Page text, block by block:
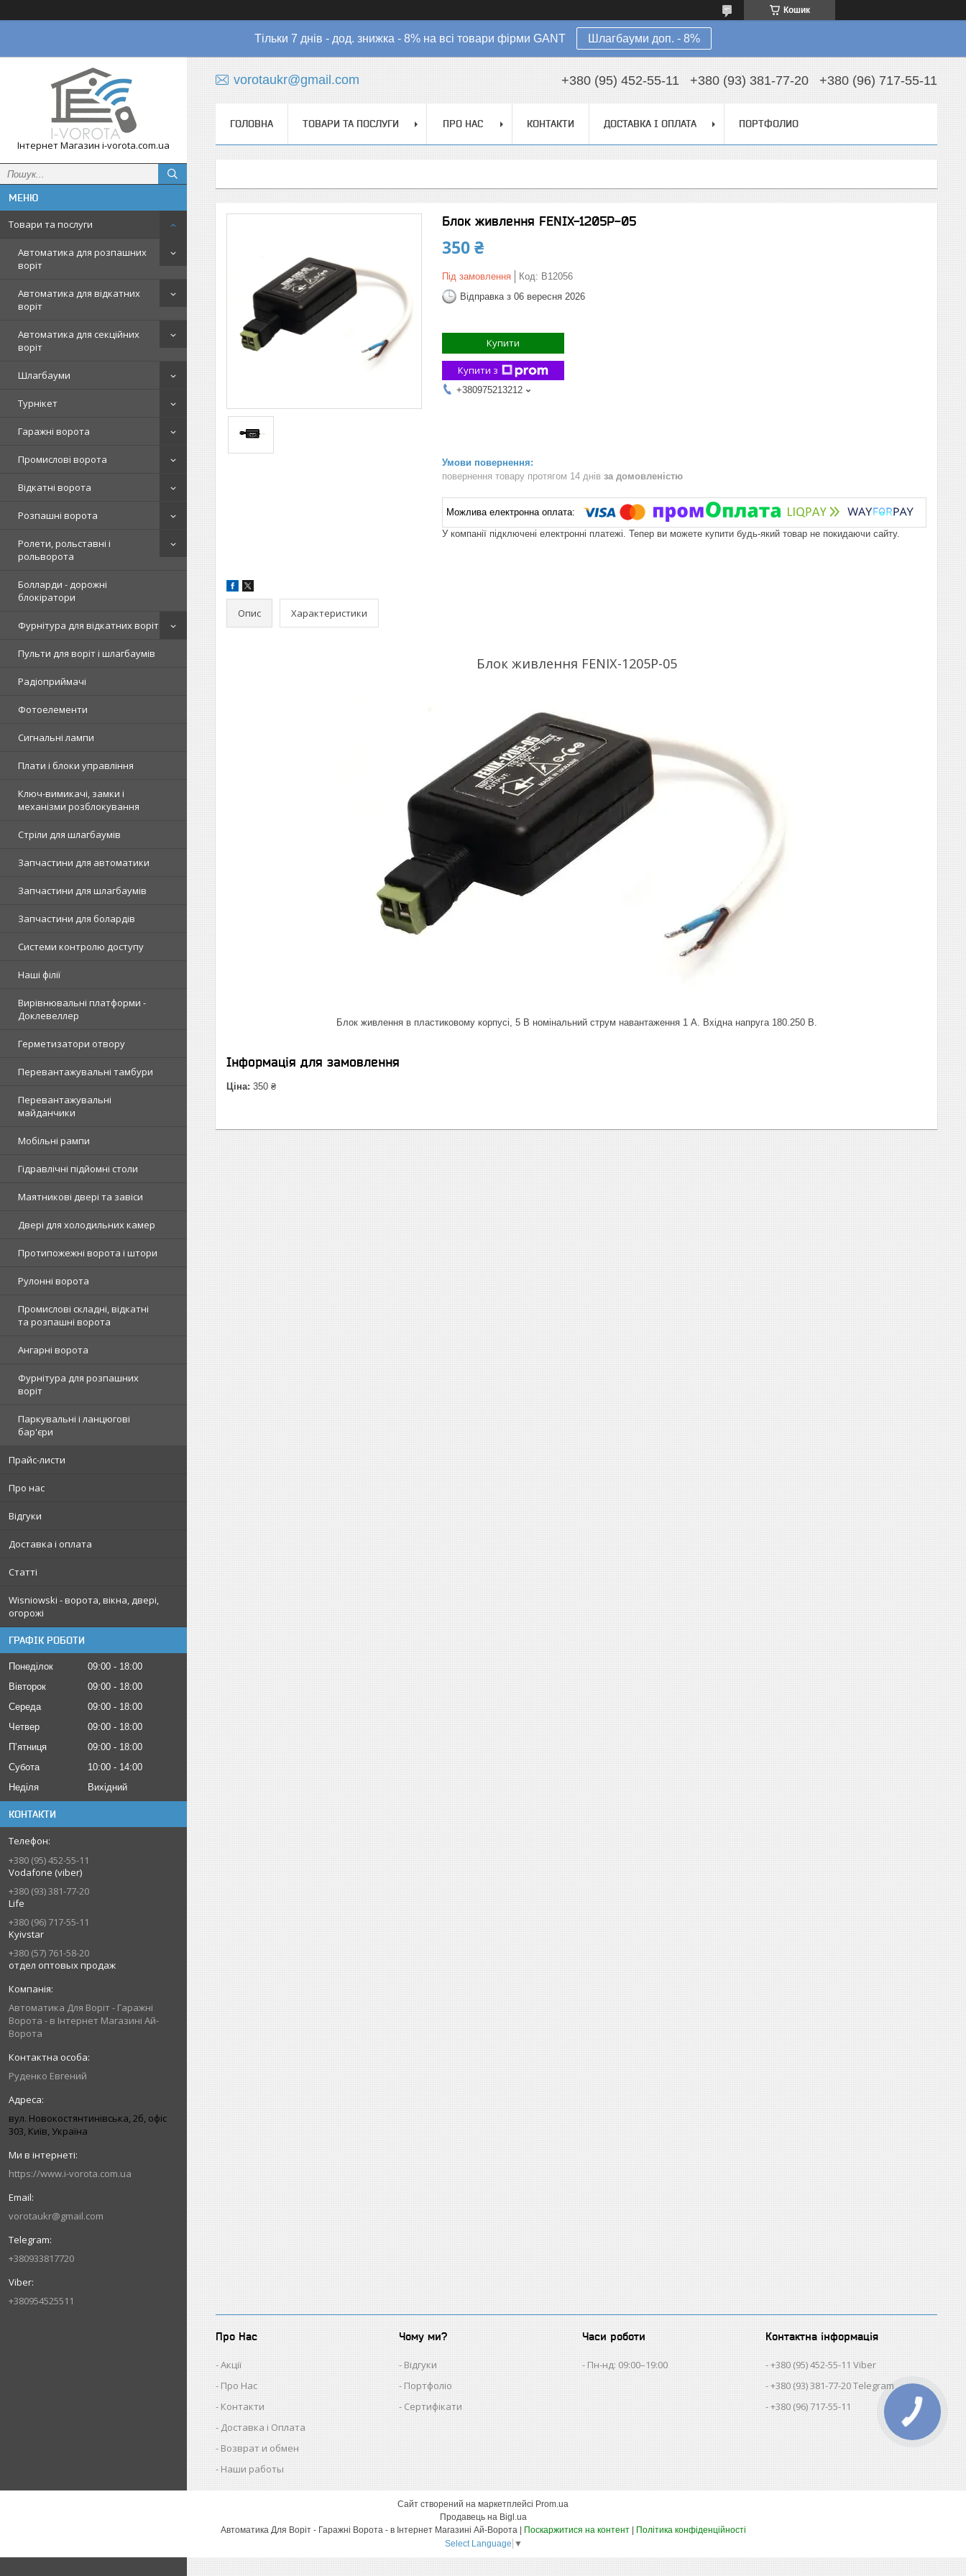
Кошик
Тільки 7 днів - дод. знижка - 8% на всі товари фірми GANT Шлагбауми доп. - 8%
Інтернет Магазин i-vorota.com.ua
Товари та послуги
Автоматика для розпашних
воріт
Автоматика для відкатних
воріт
Автоматика для секційних
воріт
Шлагбауми
Турнікет
Гаражні ворота
Промислові ворота
Відкатні ворота
Розпашні ворота
Ролети, рольставні і
рольворота
Болларди - дорожні
блокіратори
Фурнітура для відкатних воріт
Пульти для воріт і шлагбаумів
Радіоприймачі
Фотоелементи
Сигнальні лампи
Плати і блоки управління
Ключ-вимикачі, замки і
механізми розблокування
Стріли для шлагбаумів
Запчастини для автоматики
Запчастини для шлагбаумів
Запчастини для болардів
Системи контролю доступу
Наші філії
Вирівнювальні платформи -
Доклевеллер
Герметизатори отвору
Перевантажувальні тамбури
Перевантажувальні
майданчики
Мобільні рампи
Гідравлічні підйомні столи
Маятникові двері та завіси
Двері для холодильних камер
Протипожежні ворота і штори
Рулонні ворота
Промислові складні, відкатні
та розпашні ворота
Ангарні ворота
Фурнітура для розпашних
воріт
Паркувальні і ланцюгові
бар'єри
Прайс-листи
Про нас
Відгуки
Доставка і оплата
Статті
Wisniowski - ворота, вікна, двері,
огорожі
ГРАФІК РОБОТИ
Понеділок 09:00
18:00
Вівторок
09:00
18:00
Середа
09:00
18:00
Четвер
09:00
18:00
Пʼятниця
09:00
18:00
Субота
10:00
14:00
Неділя
Вихідний
КОНТАКТИ
+380 (95) 452-55-11
Vodafone (viber)
+380 (93) 381-77-20
Life
+380 (96) 717-55-11
Kyivstar
+380 (57) 761-58-20
отдел оптовых продаж
Автоматика Для Воріт - Гаражні
Ворота - в Інтернет Магазині Ай-
Ворота
Руденко Евгений
вул. Новокостянтинівська, 2б, офіс
303, Київ, Україна
https://www.i-vorota.com.ua
vorotaukr@gmail.com
+380933817720
+380954525511
vorotaukr@gmail.com +380 (95) 452-55-11 +380 (93) 381-77-20 +380 (96) 717-55-11
ГОЛОВНА ТОВАРИ ТА ПОСЛУГИ ПРО НАС КОНТАКТИ ДОСТАВКА І ОПЛАТА ПОРТФОЛИО
Блок живлення FENIX-1205P-05
350 ₴
Під замовлення Код: B12056
Відправка з 06 вересня 2026
Купити
Купити з
+380975213212
повернення товару протягом 14 днів за домовленістю
У компанії підключені електронні платежі. Тепер ви можете купити будь-який товар не покидаючи сайту.
Опис Характеристики
Блок живлення FENIX-1205P-05
Блок живлення в пластиковому корпусі, 5 В номінальний струм навантаження 1 А. Вхідна напруга 180.250 В.
Інформація для замовлення
Ціна: 350 ₴
Про Нас
Акції
Про Нас
Контакти
Доставка і Оплата
Возврат и обмен
Наши работы
Чому ми?
Відгуки
Портфоліо
Сертифікати
Часи роботи
Пн-нд: 09:00–19:00
Контактна інформація
+380 (95) 452-55-11 Viber
+380 (93) 381-77-20 Telegram
+380 (96) 717-55-11
Сайт створений на маркетплейсі Prom.ua
Продавець на Bigl.ua
Поскаржитися на контент
Політика конфіденційності
Select Language ▼